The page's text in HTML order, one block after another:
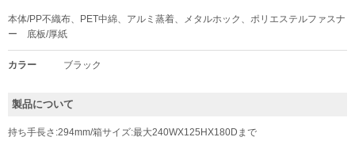
本体/PP不織布、PET中綿、アルミ蒸着、メタルホック、ポリエステルファスナ
ー 底板/厚紙
カラー ブラック
製品について
持ち手長さ:294mm/箱サイズ:最大240WX125HX180Dまで